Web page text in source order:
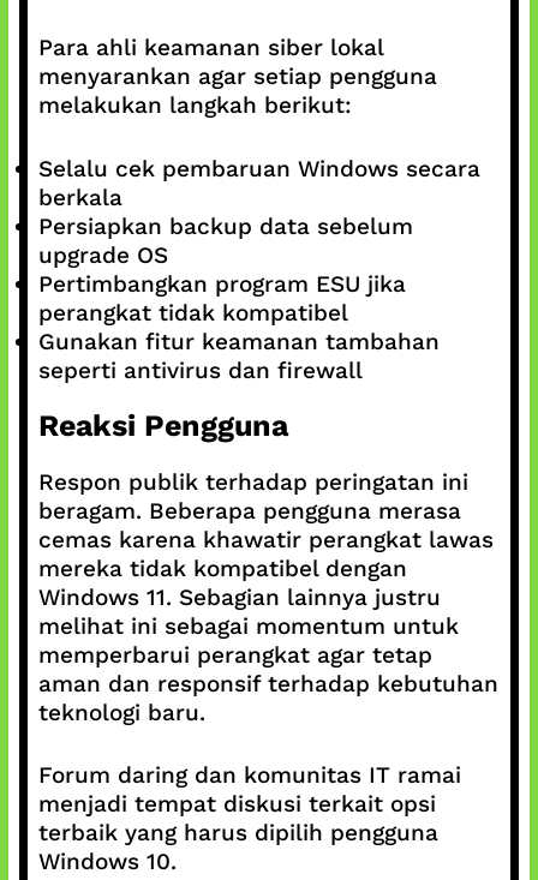
Para ahli keamanan siber lokal
menyarankan agar setiap pengguna
melakukan langkah berikut:
Selalu cek pembaruan Windows secara
berkala
Persiapkan backup data sebelum
upgrade OS
Pertimbangkan program ESU jika
perangkat tidak kompatibel
Gunakan fitur keamanan tambahan
seperti antivirus dan firewall
Reaksi Pengguna
Respon publik terhadap peringatan ini
beragam. Beberapa pengguna merasa
cemas karena khawatir perangkat lawas
mereka tidak kompatibel dengan
Windows 11. Sebagian lainnya justru
melihat ini sebagai momentum untuk
memperbarui perangkat agar tetap
aman dan responsif terhadap kebutuhan
teknologi baru.
Forum daring dan komunitas IT ramai
menjadi tempat diskusi terkait opsi
terbaik yang harus dipilih pengguna
Windows 10.